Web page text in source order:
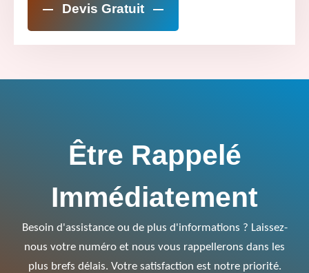
Devis Gratuit
Être Rappelé
Immédiatement
Besoin d'assistance ou de plus d'informations ? Laissez-
nous votre numéro et nous vous rappellerons dans les
plus brefs délais. Votre satisfaction est notre priorité.